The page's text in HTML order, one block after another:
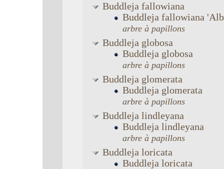
Buddleja fallowiana
Buddleja fallowiana
arbre à papillons
Buddleja globosa
Buddleja globosa
arbre à papillons
Buddleja glomerata
Buddleja glomerata
arbre à papillons
Buddleja lindleyana
Buddleja lindleyana
arbre à papillons
Buddleja loricata
Buddleja loricata